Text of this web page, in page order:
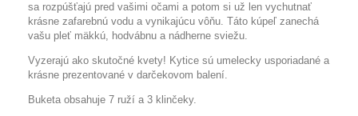
sa rozpúšťajú pred vašimi očami a potom si už len vychutnať
krásne zafarebnú vodu a vynikajúcu vôňu. Táto kúpeľ zanechá
vašu pleť mäkkú, hodvábnu a nádherne sviežu.
Vyzerajú ako skutočné kvety! Kytice sú umelecky usporiadané a
krásne prezentované v darčekovom balení.
Buketa obsahuje 7 ruží a 3 klinčeky.